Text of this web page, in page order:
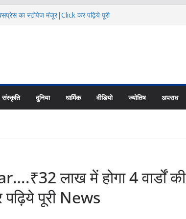
का स्टोपेज मंजूर|Click कर पढ़िये पूरी
के हालातों पर चर्चा|Click कर पढ़िये पूरी
की नई यूनिट्स का गठन|Click कर पढ़िये पूरी
संस्कृति दुनिया धार्मिक वीडियो ज्योतिष अपराध
लाख में होगा 4 वार्डों की
पूरी News